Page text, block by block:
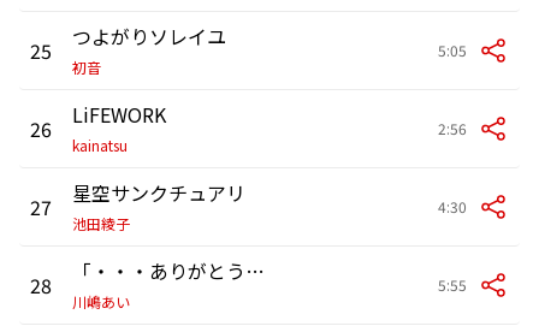
25 つよがりソレイユ
初音
5:05
26 LiFEWORK
kainatsu
2:56
27 星空サンクチュアリ
池田綾子
4:30
28 「・・・ありがとう...」
川嶋あい
5:55